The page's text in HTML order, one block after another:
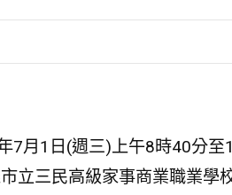
7月1日(週三)上午8時40分
立三民高級家事商業職業學